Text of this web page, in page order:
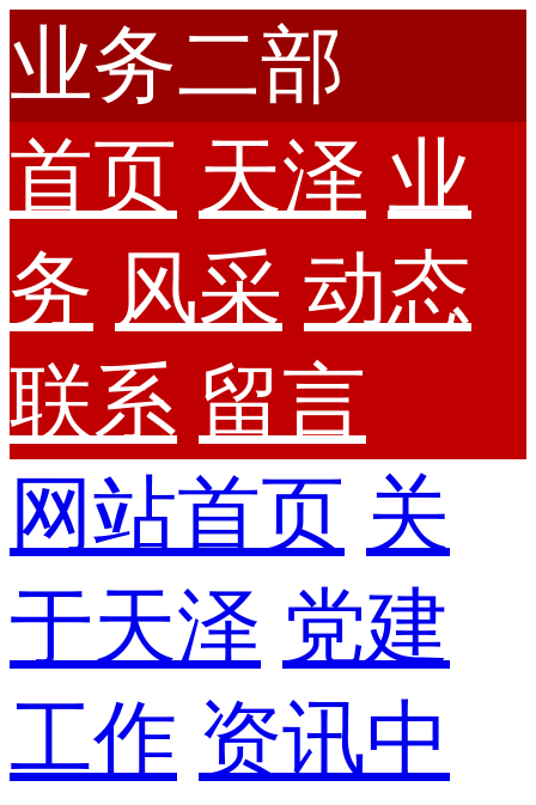
业务二部
首页 天泽 业
务 风采 动态
联系 留言
网站首页 关
于天泽 党建
工作 资讯中